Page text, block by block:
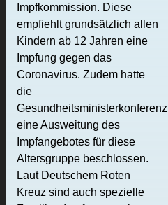
Impfkommission. Diese
empfiehlt grundsätzlich allen
Kindern ab 12 Jahren eine
Impfung gegen das
Coronavirus. Zudem hatte
die
Gesundheitsministerkonferenz
eine Ausweitung des
Impfangebotes für diese
Altersgruppe beschlossen.
Laut Deutschem Roten
Kreuz sind auch spezielle